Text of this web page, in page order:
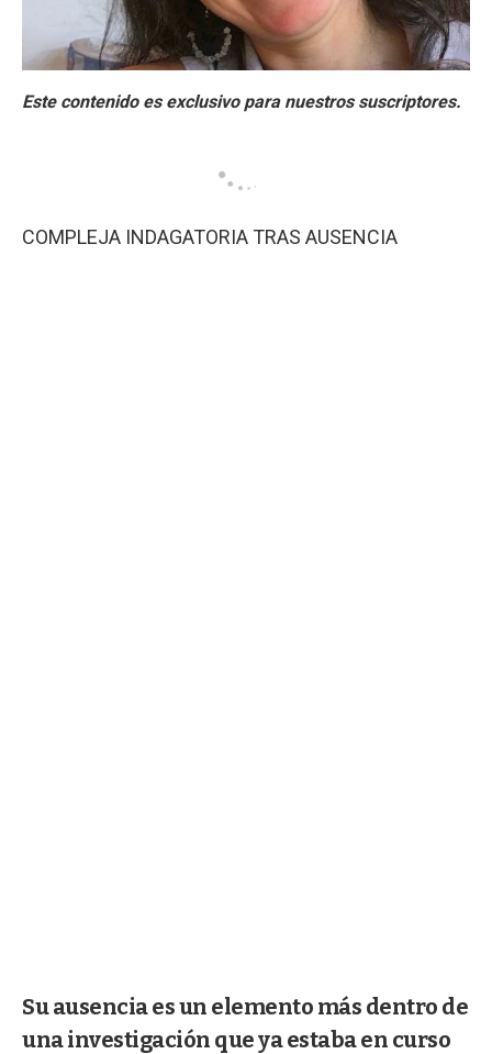
COMPLEJA INDAGATORIA TRAS AUSENCIA
Su ausencia es un elemento más dentro de
una investigación que ya estaba en curso